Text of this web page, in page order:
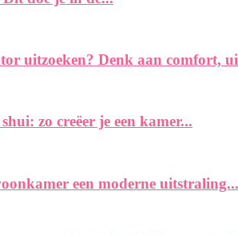
uitzoeken? Denk aan comfort,
zo creëer je een kamer...
een moderne uitstraling...